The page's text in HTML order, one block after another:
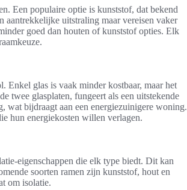
Een populaire optie is kunststof, dat bekend
aantrekkelijke uitstraling maar vereisen vaker
goed dan houten of kunststof opties. Elk
Enkel glas is vaak minder kostbaar, maar het
twee glasplaten, fungeert als een uitstekende
wat bijdraagt aan een energiezuinigere woning.
hun energiekosten willen verlagen.
eigenschappen die elk type biedt. Dit kan
soorten ramen zijn kunststof, hout en
om isolatie.